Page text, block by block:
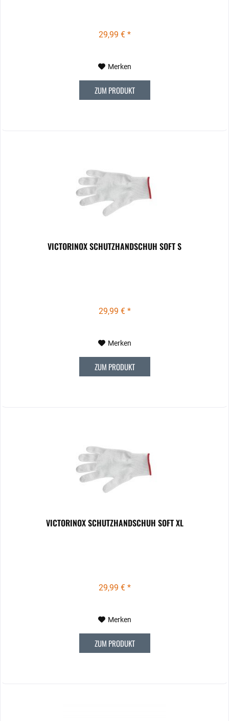
29,99 € *
Merken
ZUM PRODUKT
VICTORINOX SCHUTZHANDSCHUH SOFT S
29,99 € *
Merken
ZUM PRODUKT
VICTORINOX SCHUTZHANDSCHUH SOFT XL
29,99 € *
Merken
ZUM PRODUKT